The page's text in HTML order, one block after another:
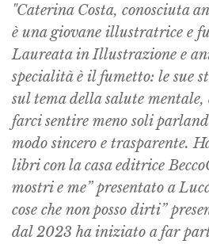
"Caterina Costa, conosciuta
è una giovane illustratrice e
Laureata in Illustrazione e
specialità è il fumetto: le sue
sul tema della salute mentale,
farci sentire meno soli
modo sincero e trasparente.
libri con la casa editrice
mostri e me” presentato a
cose che non posso dirti”
dal 2023 ha iniziato a far